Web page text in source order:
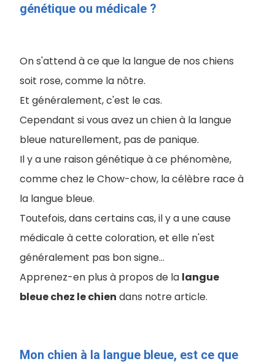
génétique ou médicale ?
On s'attend à ce que la langue de nos chiens
soit rose, comme la nôtre.
Et généralement, c'est le cas.
Cependant si vous avez un chien à la langue
bleue naturellement, pas de panique.
Il y a une raison génétique à ce phénomène,
comme chez le Chow-chow, la célèbre race à
la langue bleue.
Toutefois, dans certains cas, il y a une cause
médicale à cette coloration, et elle n'est
généralement pas bon signe...
Apprenez-en plus à propos de la langue
bleue chez le chien dans notre article.
Mon chien à la langue bleue, est ce que